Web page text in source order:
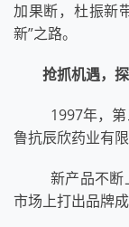
加果断，杜振新
新”之路。
抢抓机遇，
1997年，
鲁抗辰欣药业有限
新产品不
市场上打出品牌